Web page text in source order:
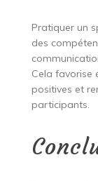
Pratiquer un
des
Cela favorise
positives et
participants.